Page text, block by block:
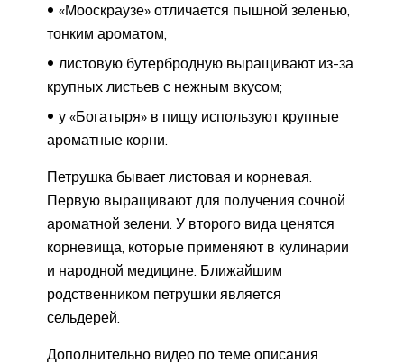
«Мооскраузе» отличается пышной зеленью,
тонким ароматом;
листовую бутербродную выращивают из-за
крупных листьев с нежным вкусом;
у «Богатыря» в пищу используют крупные
ароматные корни.
Петрушка бывает листовая и корневая.
Первую выращивают для получения сочной
ароматной зелени. У второго вида ценятся
корневища, которые применяют в кулинарии
и народной медицине. Ближайшим
родственником петрушки является
сельдерей.
Дополнительно видео по теме описания